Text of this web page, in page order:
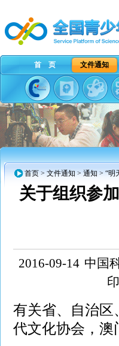
首 页 文件通知
首页 > 文件通知 > 通知 > “明
关于组织参
2016-09-14 中国
有关省、自治区
代文化协会，澳